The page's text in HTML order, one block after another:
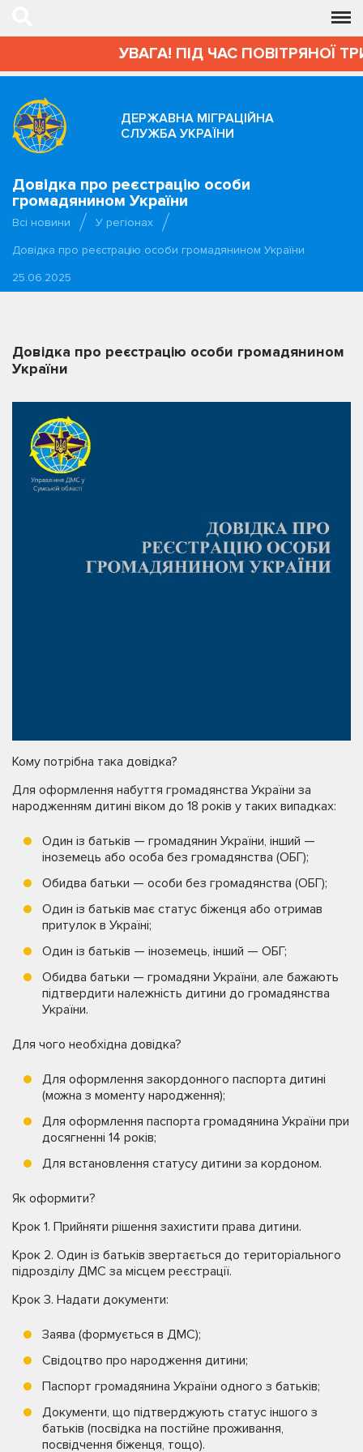
УВАГА! ПІД ЧАС ПОВІТРЯНОЇ
ДЕРЖАВНА МІГРАЦІЙНА
СЛУЖБА УКРАЇНИ
Довідка про реєстрацію особи
громадянином України
Всі новини
У регіонах
Довідка про реєстрацію особи громадянином України
25.06.2025
Довідка про реєстрацію особи громадянином
України
Кому потрібна така довідка?
Для оформлення набуття громадянства України за
народженням дитині віком до 18 років у таких випадках:
Один із батьків — громадянин України, інший —
іноземець або особа без громадянства (ОБГ);
Обидва батьки — особи без громадянства (ОБГ);
Один із батьків має статус біженця або отримав
притулок в Україні;
Один із батьків — іноземець, інший — ОБГ;
Обидва батьки — громадяни України, але бажають
підтвердити належність дитини до громадянства
України.
Для чого необхідна довідка?
Для оформлення закордонного паспорта дитині
(можна з моменту народження);
Для оформлення паспорта громадянина України при
досягненні 14 років;
Для встановлення статусу дитини за кордоном.
Як оформити?
Крок 1. Прийняти рішення захистити права дитини.
Крок 2. Один із батьків звертається до територіального
підрозділу ДМС за місцем реєстрації.
Крок 3. Надати документи:
Заява (формується в ДМС);
Свідоцтво про народження дитини;
Паспорт громадянина України одного з батьків;
Документи, що підтверджують статус іншого з
батьків (посвідка на постійне проживання,
посвідчення біженця, тощо).